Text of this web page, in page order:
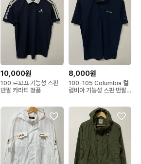
10,000원
100 르꼬끄 기능성 스판
반팔 카라티 정품
8,000원
100-105 Columbia 컬
럼비아 기능성 스판 반팔